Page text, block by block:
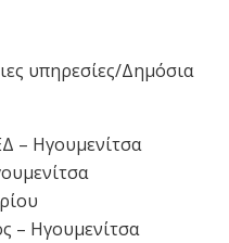
υπηρεσίες/Δημόσια
– Ηγουμενίτσα
– Ηγουμενίτσα